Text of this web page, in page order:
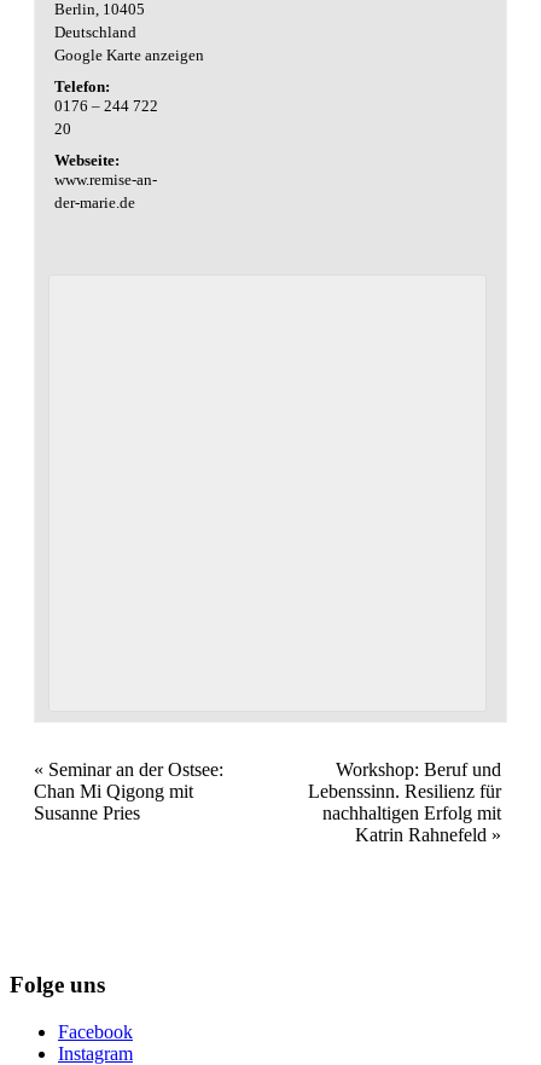
Berlin 10405
Deutschland
Google Karte anzeigen
Telefon:
0176 – 244 722
20
Webseite:
www.remise-an-
der-marie.de
Veranstaltung
Navigation
« Seminar an der Ostsee:
Chan Mi Qigong mit
Susanne Pries
Workshop: Beruf und
Lebenssinn. Resilienz für
nachhaltigen Erfolg mit
Katrin Rahnefeld »
Folge uns
Facebook
Instagram